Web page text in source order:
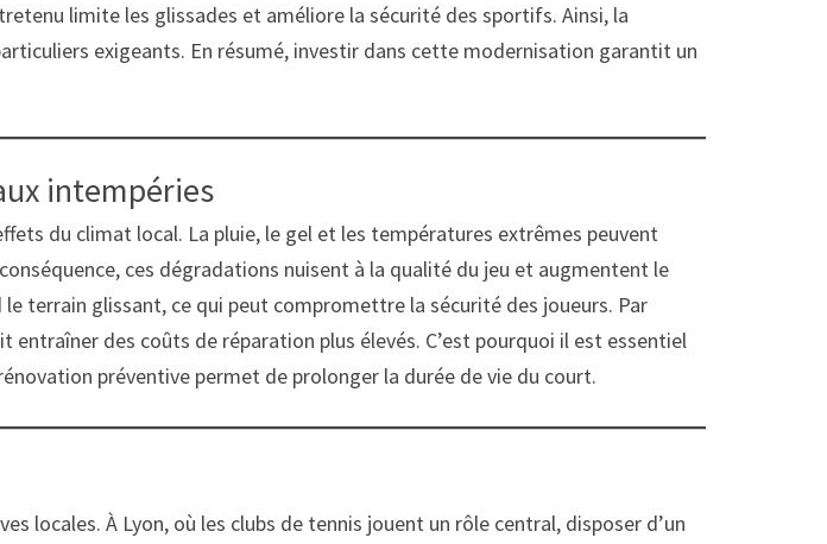
limite les glissades et améliore la sécurité des sportifs. Ainsi, la
exigeants. En résumé, investir dans cette modernisation garantit un
intempéries
du climat local. La pluie, le gel et les températures extrêmes peuvent
ces dégradations nuisent à la qualité du jeu et augmentent le
terrain glissant, ce qui peut compromettre la sécurité des joueurs. Par
des coûts de réparation plus élevés. C’est pourquoi il est essentiel
préventive permet de prolonger la durée de vie du court.
locales. À Lyon, où les clubs de tennis jouent un rôle central, disposer d’un